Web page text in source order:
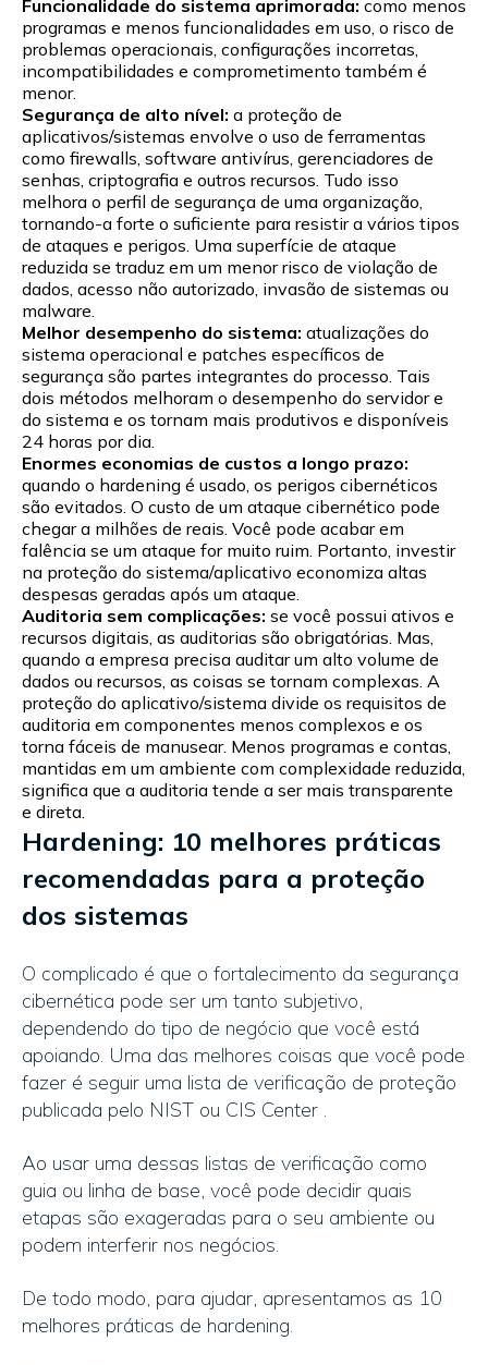
Funcionalidade do sistema aprimorada: como menos
programas e menos funcionalidades em uso, o risco de
problemas operacionais, configurações incorretas,
incompatibilidades e comprometimento também é
menor.
Segurança de alto nível: a proteção de
aplicativos/sistemas envolve o uso de ferramentas
como firewalls, software antivírus, gerenciadores de
senhas, criptografia e outros recursos. Tudo isso
melhora o perfil de segurança de uma organização,
tornando-a forte o suficiente para resistir a vários tipos
de ataques e perigos. Uma superfície de ataque
reduzida se traduz em um menor risco de violação de
dados, acesso não autorizado, invasão de sistemas ou
malware.
Melhor desempenho do sistema: atualizações do
sistema operacional e patches específicos de
segurança são partes integrantes do processo. Tais
dois métodos melhoram o desempenho do servidor e
do sistema e os tornam mais produtivos e disponíveis
24 horas por dia.
Enormes economias de custos a longo prazo:
quando o hardening é usado, os perigos cibernéticos
são evitados. O custo de um ataque cibernético pode
chegar a milhões de reais. Você pode acabar em
falência se um ataque for muito ruim. Portanto, investir
na proteção do sistema/aplicativo economiza altas
despesas geradas após um ataque.
Auditoria sem complicações: se você possui ativos e
recursos digitais, as auditorias são obrigatórias. Mas,
quando a empresa precisa auditar um alto volume de
dados ou recursos, as coisas se tornam complexas. A
proteção do aplicativo/sistema divide os requisitos de
auditoria em componentes menos complexos e os
torna fáceis de manusear. Menos programas e contas,
mantidas em um ambiente com complexidade reduzida,
significa que a auditoria tende a ser mais transparente
e direta.
Hardening: 10 melhores práticas
recomendadas para a proteção
dos sistemas
O complicado é que o fortalecimento da segurança
cibernética pode ser um tanto subjetivo,
dependendo do tipo de negócio que você está
apoiando. Uma das melhores coisas que você pode
fazer é seguir uma lista de verificação de proteção
publicada pelo NIST ou CIS Center .
Ao usar uma dessas listas de verificação como
guia ou linha de base, você pode decidir quais
etapas são exageradas para o seu ambiente ou
podem interferir nos negócios.
De todo modo, para ajudar, apresentamos as 10
melhores práticas de hardening.